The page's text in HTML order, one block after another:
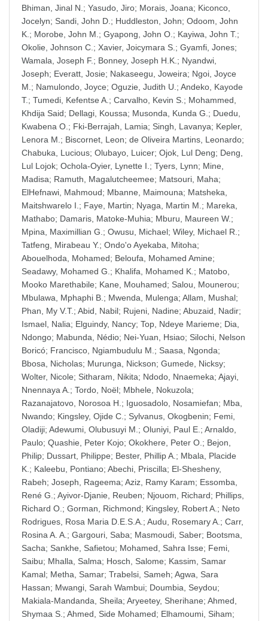
Bhiman, Jinal N. ; Yasudo, Jiro; Morais, Joana; Kiconco,
Jocelyn; Sandi, John D. ; Huddleston, John; Odoom, John
K. ; Morobe, John M. ; Gyapong, John O. ; Kayiwa, John T.;
Okolie, Johnson C. ; Xavier, Joicymara S. ; Gyamfi, Jones;
Wamala, Joseph F. ; Bonney, Joseph H.K. ; Nyandwi,
Joseph; Everatt, Josie; Nakaseegu, Joweira; Ngoi, Joyce
M. ; Namulondo, Joyce; Oguzie, Judith U. ; Andeko, Kayode
T.; Tumedi, Kefentse A. ; Carvalho, Kevin S. ; Mohammed,
Khdija Said; Dellagi, Koussa; Musonda, Kunda G. ; Duedu,
Kwabena O. ; Fki-Berrajah, Lamia; Singh, Lavanya; Kepler,
Lenora M. ; Biscornet, Leon; de Oliveira Martins, Leonardo;
Chabuka, Lucious; Olubayo, Luicer; Ojok, Lul Deng; Deng,
Lul Lojok; Ochola-Oyier, Lynette I. ; Tyers, Lynn; Mine,
Madisa; Ramuth, Magalutcheemee; Matsouri, Maha;
ElHefnawi, Mahmoud; Mbanne, Maimouna; Matsheka,
Maitshwarelo I. ; Faye, Martin; Nyaga, Martin M. ; Mareka,
Mathabo; Damaris, Matoke-Muhia; Mburu, Maureen W. ;
Mpina, Maximillian G. ; Owusu, Michael; Wiley, Michael R. ;
Tatfeng, Mirabeau Y.; Ondo'o Ayekaba, Mitoha;
Abouelhoda, Mohamed; Beloufa, Mohamed Amine;
Seadawy, Mohamed G. ; Khalifa, Mohamed K. ; Matobo,
Mooko Marethabile; Kane, Mouhamed; Salou, Mounerou;
Mbulawa, Mphaphi B. ; Mwenda, Mulenga; Allam, Mushal;
Phan, My V.T.; Abid, Nabil; Rujeni, Nadine; Abuzaid, Nadir;
Ismael, Nalia; Elguindy, Nancy; Top, Ndeye Marieme; Dia,
Ndongo; Mabunda, Nédio; Nei-Yuan, Hsiao; Silochi, Nelson
Boricó; Francisco, Ngiambudulu M. ; Saasa, Ngonda;
Bbosa, Nicholas; Murunga, Nickson; Gumede, Nicksy;
Wolter, Nicole; Sitharam, Nikita; Ndodo, Nnaemeka; Ajayi,
Nnennaya A. ; Tordo, Noël; Mbhele, Nokuzola;
Razanajatovo, Norosoa H. ; Iguosadolo, Nosamiefan; Mba,
Nwando; Kingsley, Ojide C. ; Sylvanus, Okogbenin; Femi,
Oladiji; Adewumi, Olubusuyi M. ; Oluniyi, Paul E. ; Arnaldo,
Paulo; Quashie, Peter Kojo; Okokhere, Peter O. ; Bejon,
Philip; Dussart, Philippe; Bester, Phillip A. ; Mbala, Placide
K. ; Kaleebu, Pontiano; Abechi, Priscilla; El-Shesheny,
Rabeh; Joseph, Rageema; Aziz, Ramy Karam; Essomba,
René G. ; Ayivor-Djanie, Reuben; Njouom, Richard; Phillips,
Richard O. ; Gorman, Richmond; Kingsley, Robert A. ; Neto
Rodrigues, Rosa Maria D.E.S.A. ; Audu, Rosemary A. ; Carr,
Rosina A. A. ; Gargouri, Saba; Masmoudi, Saber; Bootsma,
Sacha; Sankhe, Safietou; Mohamed, Sahra Isse; Femi,
Saibu; Mhalla, Salma; Hosch, Salome; Kassim, Samar
Kamal; Metha, Samar; Trabelsi, Sameh; Agwa, Sara
Hassan; Mwangi, Sarah Wambui; Doumbia, Seydou;
Makiala-Mandanda, Sheila; Aryeetey, Sherihane; Ahmed,
Shymaa S. ; Ahmed, Side Mohamed; Elhamoumi, Siham;